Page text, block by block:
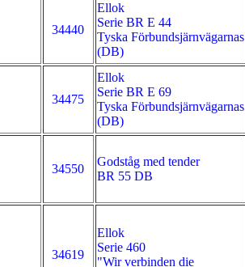
34440
Ellok
Serie BR E 44
Tyska Förbundsjärnvägarnas
(DB)
34475
Ellok
Serie BR E 69
Tyska Förbundsjärnvägarnas
(DB)
34550
Godståg med tender
BR 55 DB
34619
Ellok
Serie 460
"Wir verbinden die